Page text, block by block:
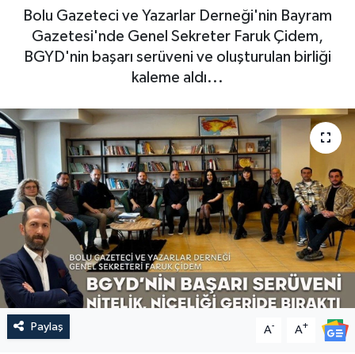
Bolu Gazeteci ve Yazarlar Derneği'nin Bayram
Gazetesi'nde Genel Sekreter Faruk Çidem,
BGYD'nin başarı serüveni ve oluşturulan birliği
kaleme aldı...
Paylaş A- A+